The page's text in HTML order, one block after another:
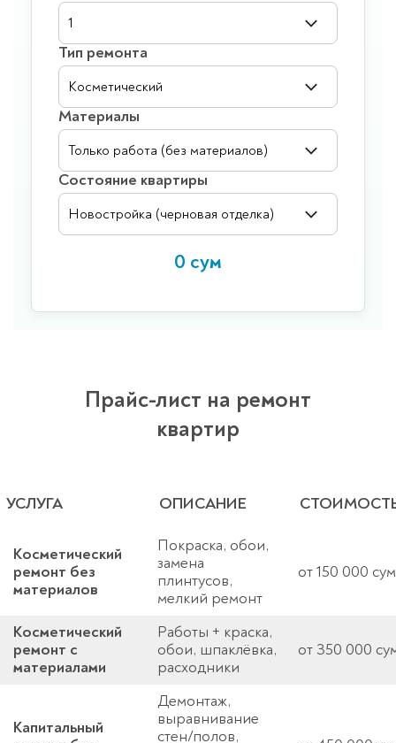
Тип ремонта
Материалы
Состояние квартиры
0 сум
Прайс-лист на ремонт
квартир
УСЛУГА ОПИСАНИЕ
Косметический
ремонт без
материалов
Покраска, обои,
замена
плинтусов,
мелкий ремонт
от 150 000
Косметический
ремонт с
материалами
Работы + краска,
обои, шпаклёвка,
расходники
от 350 000
Капитальный
Демонтаж,
выравнивание
стен/полов,